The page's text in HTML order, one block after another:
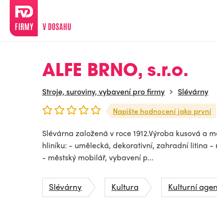
ALFE BRNO, s.r.o.
Stroje, suroviny, vybavení pro firmy Slévárny
Napište hodnocení jako první
Slévárna založená v roce 1912.Výroba kusová a
hliníku: - umělecká, dekorativní, zahradní litina
- městský mobilář, vybavení p...
Slévárny Kultura Kulturní